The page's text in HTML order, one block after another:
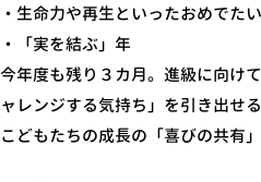
・生命力や再生といったおめでた
・「実を結ぶ」年
今年度も残り３カ月。進級に向け
ャレンジする気持ち」を引き出せ
こどもたちの成長の「喜びの共有